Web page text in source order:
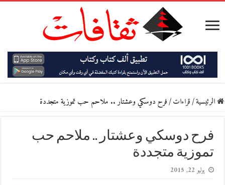
الرئيسية/قراءات/فرح دوسكي وعشتار .. ملاحم حب تموزية متجددة
فرح دوسكي وعشتار .. ملاحم حب
تموزية متجددة
يوليو 22, 2015